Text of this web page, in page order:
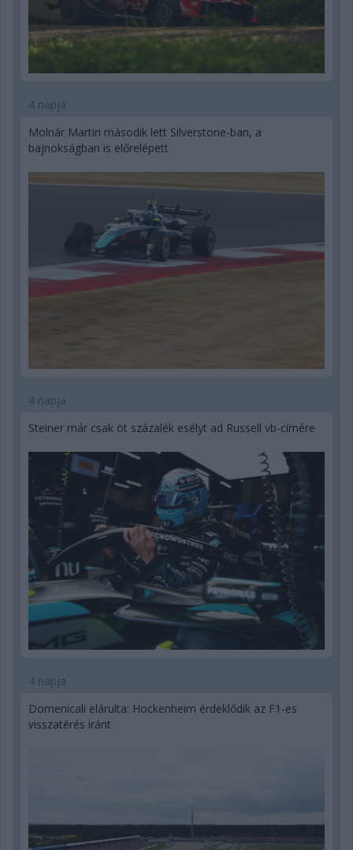
4 napja
Molnár Martin második lett Silverstone-ban, a
bajnokságban is előrelépett
4 napja
Steiner már csak öt százalék esélyt ad Russell vb-címére
4 napja
Domenicali elárulta: Hockenheim érdeklődik az F1-es
visszatérés iránt